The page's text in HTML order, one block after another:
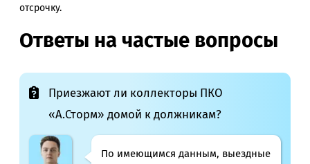
отсрочку.
Ответы на частые вопросы
Приезжают ли коллекторы ПКО
«А.Сторм» домой к должникам?
По имеющимся данным, выездные